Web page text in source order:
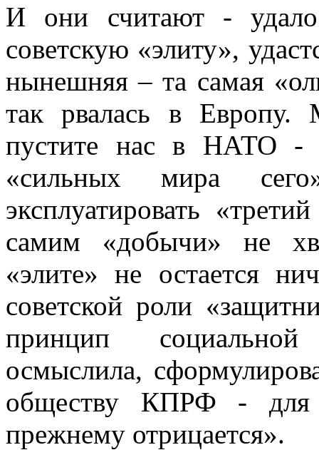
И они считают -
советскую «элиту»,
нынешняя – та самая
так рвалась в
пустите нас в НАТО -
«сильных мира
эксплуатировать
самим «добычи» не
«элите» не остается
советской роли
принцип социальной
осмыслила,
обществу КПРФ - для
прежнему отрицается».